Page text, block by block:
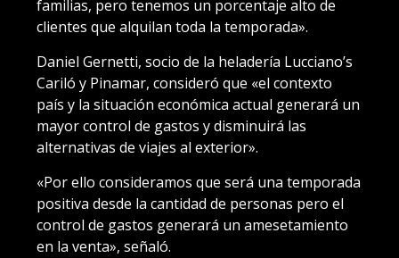
familias, pero tenemos un porcentaje alto de
clientes que alquilan toda la temporada».
Daniel Gernetti, socio de la heladería Lucciano’s
Cariló y Pinamar, consideró que «el contexto
país y la situación económica actual generará un
mayor control de gastos y disminuirá las
alternativas de viajes al exterior».
«Por ello consideramos que será una temporada
positiva desde la cantidad de personas pero el
control de gastos generará un amesetamiento
en la venta», señaló.